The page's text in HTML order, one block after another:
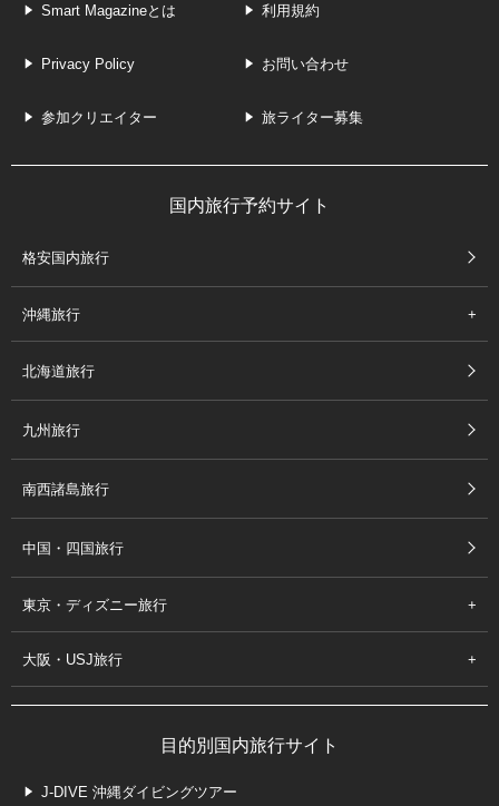
Smart Magazineとは 利用規約
Privacy Policy お問い合わせ
参加クリエイター 旅ライター募集
国内旅行予約サイト
格安国内旅行
沖縄旅行
北海道旅行
九州旅行
南西諸島旅行
中国・四国旅行
東京・ディズニー旅行
大阪・USJ旅行
目的別国内旅行サイト
J-DIVE 沖縄ダイビングツアー